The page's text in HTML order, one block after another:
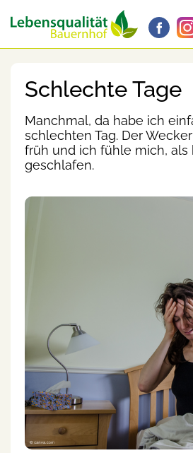
Schlechte Tage
Manchmal, da habe ich
schlechten Tag. Der
früh und ich fühle mich, als
geschlafen.